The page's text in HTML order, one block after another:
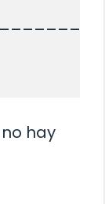
no hay